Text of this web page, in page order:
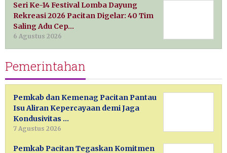
Seri Ke-14 Festival Lomba Dayung
Rekreasi 2026 Pacitan Digelar: 40 Tim
Saling Adu Cep…
6 Agustus 2026
Pemerintahan
Pemkab dan Kemenag Pacitan Pantau
Isu Aliran Kepercayaan demi Jaga
Kondusivitas …
7 Agustus 2026
Pemkab Pacitan Tegaskan Komitmen